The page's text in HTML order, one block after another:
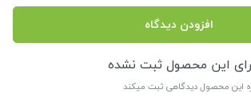
افزودن دیدگاه
این محصول ثبت نشده
این محصول دیدگاهی ثبت میکند